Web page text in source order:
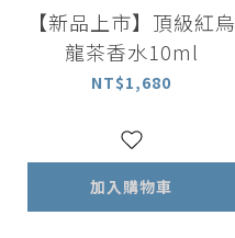
【新品上市】頂級紅烏
龍茶香水10ml
NT$1,680
加入購物車